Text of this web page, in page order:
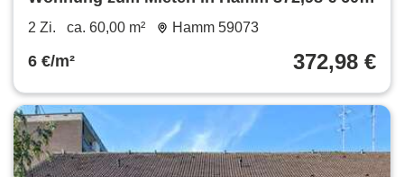
m²
2 Zi. ca. 60,00 m² Hamm 59073
6 €/m² 372,98 €